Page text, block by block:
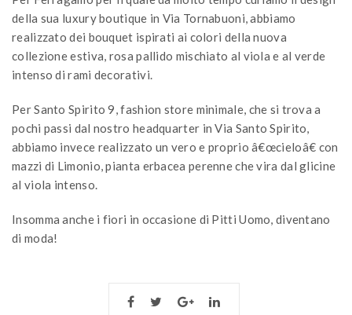
della sua luxury boutique in Via Tornabuoni, abbiamo
realizzato dei bouquet ispirati ai colori della nuova
collezione estiva, rosa pallido mischiato al viola e al verde
intenso di rami decorativi.
Per Santo Spirito 9, fashion store minimale, che si trova a
pochi passi dal nostro headquarter in Via Santo Spirito,
abbiamo invece realizzato un vero e proprio â€œcieloâ€ con
mazzi di Limonio, pianta erbacea perenne che vira dal glicine
al viola intenso.
Insomma anche i fiori in occasione di Pitti Uomo, diventano
di moda!